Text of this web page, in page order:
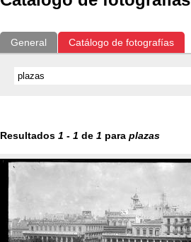
General Catálogo de fotografías
Resultados 1 - 1 de 1 para plazas